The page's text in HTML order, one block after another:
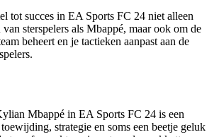
tot succes in EA Sports FC 24 niet alleen
sterspelers als Mbappé, maar ook om de
beheert en je tactieken aanpast aan de
Mbappé in EA Sports FC 24 is een
strategie en soms een beetje geluk